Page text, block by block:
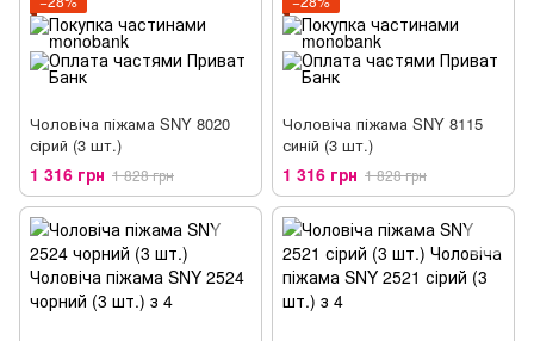
Чоловіча піжама SNY 8020
сірий (3 шт.)
1 316 грн 1 828 грн
Чоловіча піжама SNY 8115
синій (3 шт.)
1 316 грн 1 828 грн